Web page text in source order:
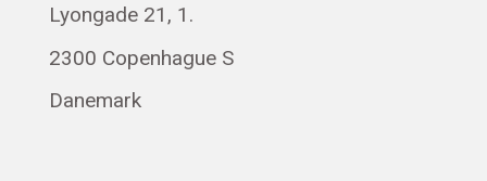
Svenska
Română
Lyongade 21, 1.
2300 Copenhague S
Danemark